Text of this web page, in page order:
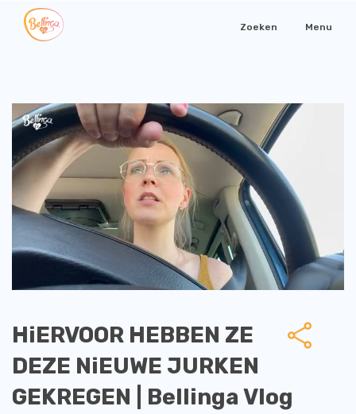
Zoeken Menu
HiERVOOR HEBBEN ZE
DEZE NiEUWE JURKEN
GEKREGEN | Bellinga Vlog